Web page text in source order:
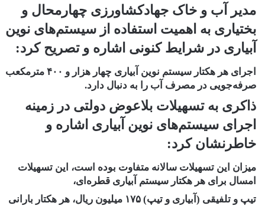
مدیر آب و خاک جهادکشاورزی چهارمحال و
بختیاری به اهمیت استفاده از سیستم‌های نوین
آبیاری در شرایط کنونی اشاره و تصریح کرد:
اجرای هر هکتار سیستم نوین آبیاری چهار هزار و ۴۰۰ مترمکعب
صرفه‌جویی در مصرف آب را به دنبال دارد.
ذاکری به تسهیلات بلاعوض دولتی در زمینه
اجرای سیستم‌های نوین آبیاری اشاره و
خاطرنشان کرد:
میزان این تسهیلات سالانه متفاوت بوده است، این تسهیلات
امسال برای هر هکتار سیستم آبیاری قطره‌ای،
تیپ و تلفیقی (آبیاری و تیپ) ۱۷۵ میلیون ریال، هر هکتار بارانی